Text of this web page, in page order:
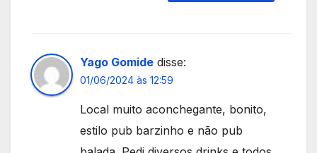
Yago Gomide disse:
01/06/2024 às 12:59
Local muito aconchegante, bonito,
estilo pub barzinho e não pub